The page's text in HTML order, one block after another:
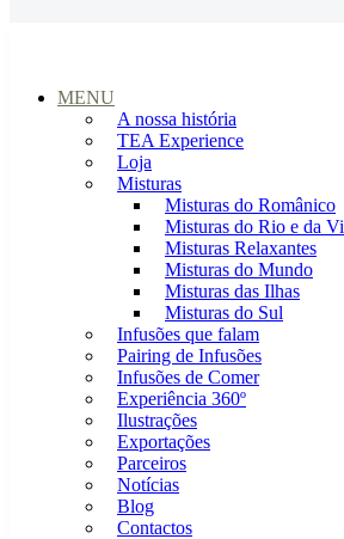
MENU
A nossa história
TEA Experience
Loja
Misturas
Misturas do Românico
Misturas do Rio e da
Misturas Relaxantes
Misturas do Mundo
Misturas das Ilhas
Misturas do Sul
Infusões que falam
Pairing de Infusões
Infusões de Comer
Experiência 360º
Ilustrações
Exportações
Parceiros
Notícias
Blog
Contactos